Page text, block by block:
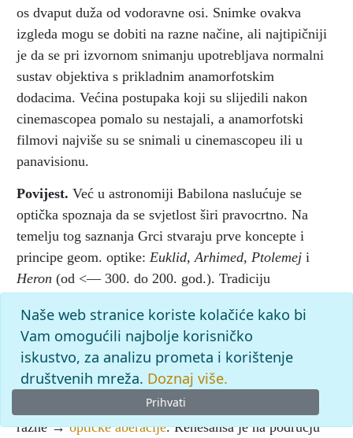
os dvaput duža od vodoravne osi. Snimke ovakva
izgleda mogu se dobiti na razne načine, ali najtipičniji
je da se pri izvornom snimanju upotrebljava normalni
sustav objektiva s prikladnim anamorfotskim
dodacima. Većina postupaka koji su slijedili nakon
cinemascopea pomalo su nestajali, a anamorfotski
filmovi najviše su se snimali u cinemascopeu ili u
panavisionu.
Povijest. Već u astronomiji Babilona naslućuje se
optička spoznaja da se svjetlost širi pravocrtno. Na
temelju tog saznanja Grci stvaraju prve koncepte i
principe geom. optike: Euklid, Arhimed, Ptolemej i
Heron (od <— 300. do 200. god.). Tradiciju
na prijelazu u XI st.). Prva leća, upotrijebljena 1551. u
Cardanovoj→cameri obscuri, bila je bikonveksnog
oblika i napravljena od krunskog stakla (kalcij-kalij-
silikatno staklo); slika se prikazivala na mramornoj
ploči i nije bilo nikakvih pokušaja da se isprave
razne →optičke aberacije. Renesansa je na području
Naše web stranice koriste kolačiće kako bi
Vam omogućili najbolje korisničko
iskustvo, za analizu prometa i korištenje
društvenih mreža. Doznaj više.
Prihvati